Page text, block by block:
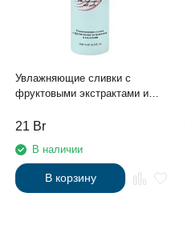
Увлажняющие сливки с
фруктовыми экстрактами и
21 Br
В наличии
В корзину